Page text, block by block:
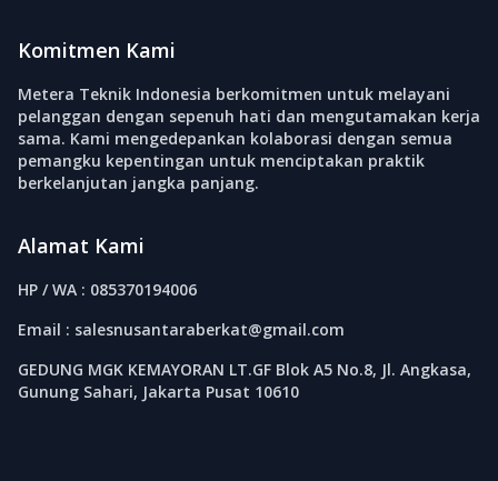
Komitmen Kami
Metera Teknik Indonesia berkomitmen untuk melayani
pelanggan dengan sepenuh hati dan mengutamakan kerja
sama. Kami mengedepankan kolaborasi dengan semua
pemangku kepentingan untuk menciptakan praktik
berkelanjutan jangka panjang.
Alamat Kami
HP / WA : 085370194006
Email : salesnusantaraberkat@gmail.com
GEDUNG MGK KEMAYORAN LT.GF Blok A5 No.8, Jl. Angkasa,
Gunung Sahari, Jakarta Pusat 10610